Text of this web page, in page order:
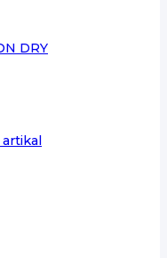
DRY
artikal